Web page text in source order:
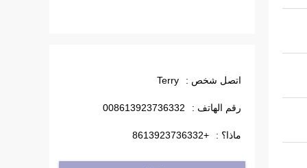
اتصل شخص : Terry
رقم الهاتف : 008613923736332
ماذا؟ : +8613923736332